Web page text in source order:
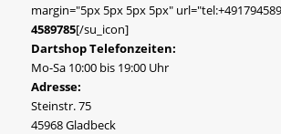
margin="5px 5px 5px 5px"
4589785[/su_icon]
Dartshop Telefonzeiten:
Mo-Sa 10:00 bis 19:00 Uhr
Adresse:
Steinstr. 75
45968 Gladbeck